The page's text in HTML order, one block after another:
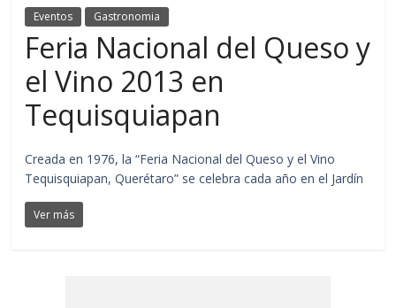
Eventos Gastronomia
Feria Nacional del Queso y
el Vino 2013 en
Tequisquiapan
Creada en 1976, la “Feria Nacional del Queso y el Vino
Tequisquiapan, Querétaro” se celebra cada año en el Jardín
Ver más